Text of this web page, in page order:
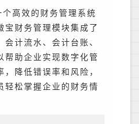
个高效的财务管理系统
宝财务管理模块集成了
计流水、会计台账、
帮助企业实现数字化管
降低错误率和风险，
轻松掌握企业的财务情